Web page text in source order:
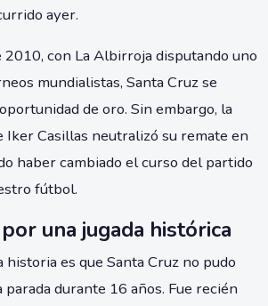
ayer.
con La Albirroja disputando uno
mundialistas, Santa Cruz se
de oro. Sin embargo, la
Iker Casillas neutralizó su remate en
haber cambiado el curso del partido
fútbol.
una jugada histórica
historia es que Santa Cruz no pudo
durante 16 años. Fue recién